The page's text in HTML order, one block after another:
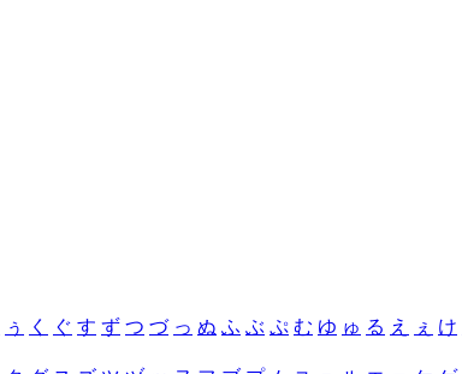
ぅ く ぐ す ず つ づ っ ぬ ふ ぶ ぷ む ゆ ゅ る え ぇ け